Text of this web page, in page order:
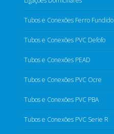
Tubos e Conexões Ferro Fundido
Tubos e Conexões PVC Defofo​
Tubos e Conexões PEAD​
Tubos e Conexões PVC Ocre​
Tubos e Conexões PVC PBA
Tubos e Conexões PVC Serie R​